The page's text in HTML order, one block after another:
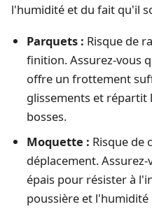
l'humidité et du fait qu'il
Parquets : Risque de
finition. Assurez-vous
offre un frottement
glissements et répartit
bosses.
Moquette : Risque de
déplacement.
épais pour résister à
poussière et